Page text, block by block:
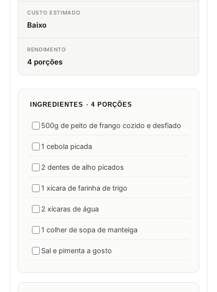
CUSTO ESTIMADO
Baixo
RENDIMENTO
4 porções
INGREDIENTES · 4 PORÇÕES
500g de peito de frango cozido e desfiado
1 cebola picada
2 dentes de alho picados
1 xícara de farinha de trigo
2 xícaras de água
1 colher de sopa de manteiga
Sal e pimenta a gosto